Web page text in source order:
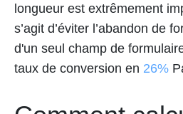
longueur est extrêmement
s’agit d’éviter l’abandon de
d'un seul champ de
taux de conversion en 26%